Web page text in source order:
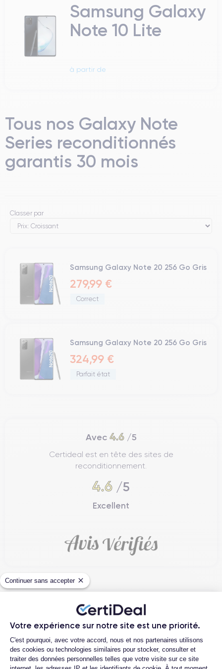
Continuer sans accepter
Votre expérience sur notre site est une priorité.
Plateforme de Gestion du
C'est pourquoi, avec votre accord, nous et nos partenaires utilisons
des cookies ou technologies similaires pour stocker, consulter et
traiter des données personnelles telles que votre visite sur ce site
Samsung Galaxy
Note 10 Lite
à partir de
Tous nos Galaxy Note
Series reconditionnés
garantis 30 mois
Classer par
Samsung Galaxy Note 20 256 Go Gris
279,99 €
Correct
Samsung Galaxy Note 20 256 Go Gris
324,99 €
Parfait état
Avec 4.6/5
Certideal est en tête des sites de
reconditionnement.
4.6 /5
Excellent
Merci beaucoup à l’équipe, iPhone 15 pro max d’un état comme
neuf comme la batterie. Je suis très content de mon achat et
...